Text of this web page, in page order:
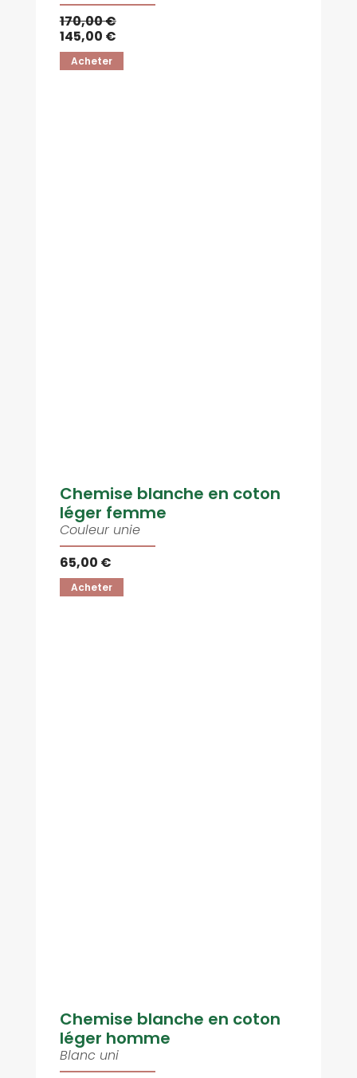
170,00 €
145,00 €
Acheter
Chemise blanche en coton
léger femme
Couleur unie
65,00 €
Acheter
Chemise blanche en coton
léger homme
Blanc uni